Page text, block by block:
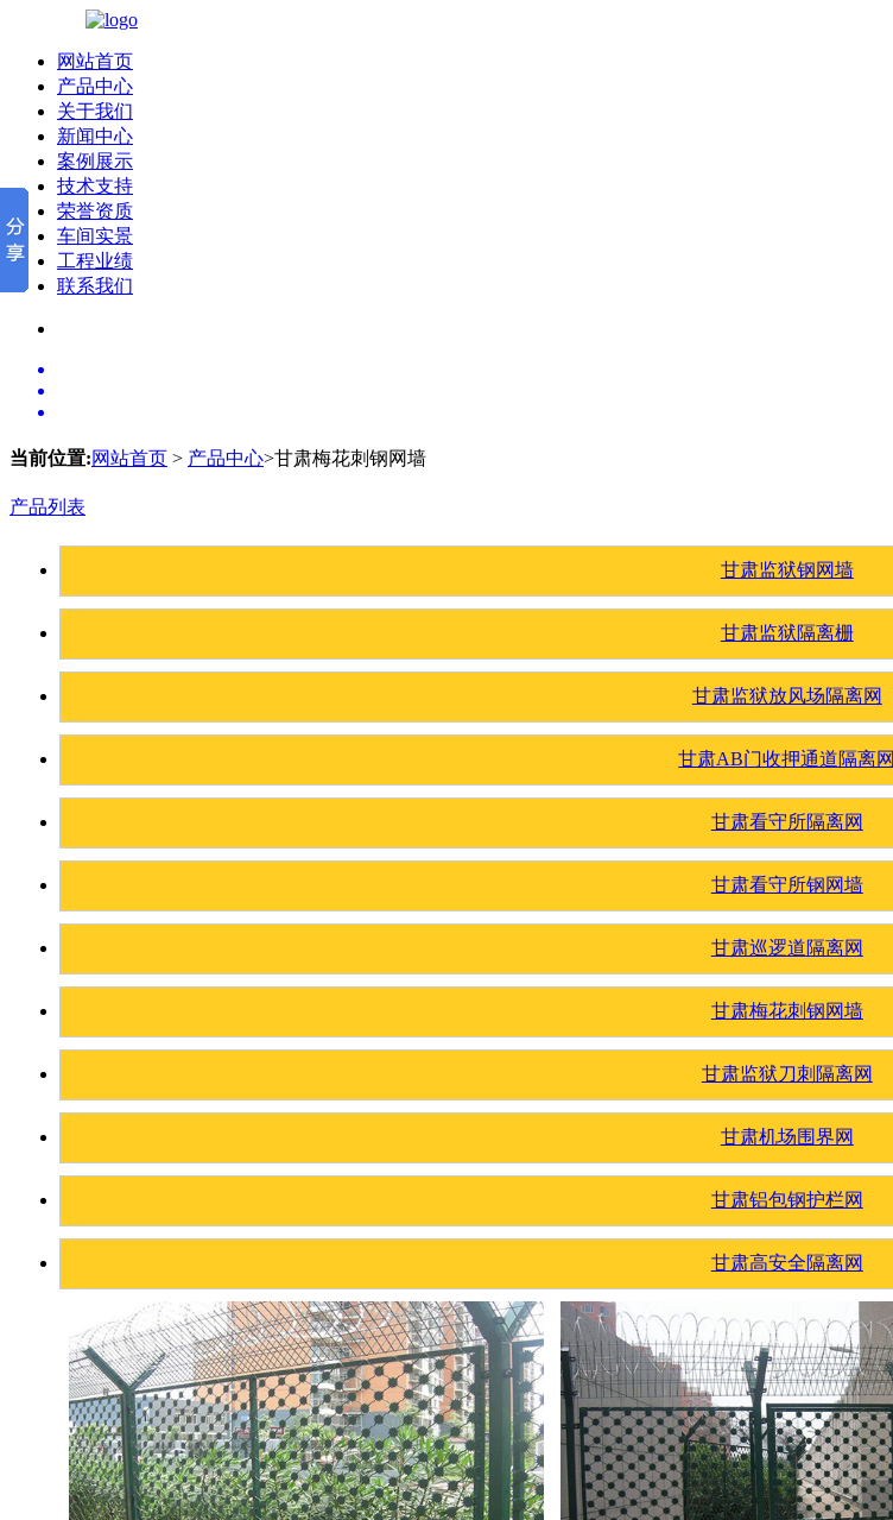
网站首页
产品中心
关于我们
新闻中心
案例展示
技术支持
荣誉资质
车间实景
工程业绩
联系我们
当前位置:网站首页 > 产品中心>甘肃梅花刺钢网墙
产品列表
甘肃监狱钢网墙
甘肃监狱隔离栅
甘肃监狱放风场隔离网
甘肃AB门收押通道隔离网
甘肃看守所隔离网
甘肃看守所钢网墙
甘肃巡逻道隔离网
甘肃梅花刺钢网墙
甘肃监狱刀刺隔离网
甘肃机场围界网
甘肃铝包钢护栏网
甘肃高安全隔离网